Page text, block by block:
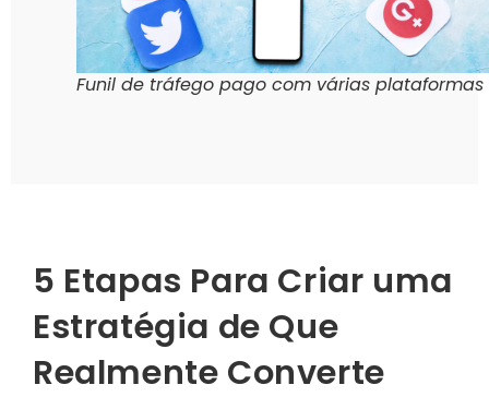
Funil de tráfego pago com várias plataformas
5 Etapas Para Criar uma
Estratégia de Que
Realmente Converte